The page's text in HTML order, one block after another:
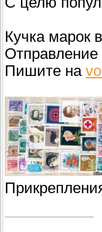
Кучка марок
Пишите на